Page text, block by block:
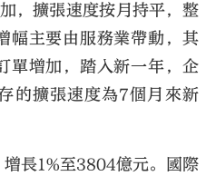
匯
，擴張速度按月持平，整
幅主要由服務業帶動，其
單增加，踏入新一年，企
的擴張速度為7個月來新
長1%至3804億元。國際